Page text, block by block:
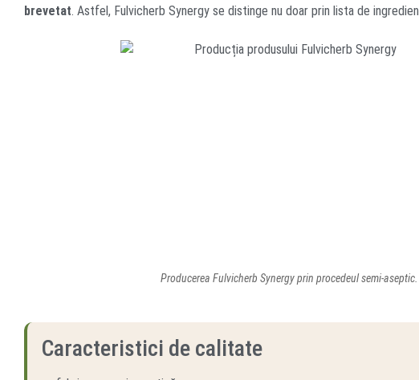
brevetat. Astfel, Fulvicherb Synergy se distinge nu doar prin lista de
Producerea Fulvicherb Synergy prin procedeul semi-aseptic.
Caracteristici de calitate